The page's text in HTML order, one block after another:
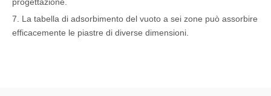
7. La tabella di adsorbimento del vuoto a sei zone può assorbire
efficacemente le piastre di diverse dimensioni.